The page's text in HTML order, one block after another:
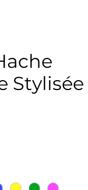
Stylisée